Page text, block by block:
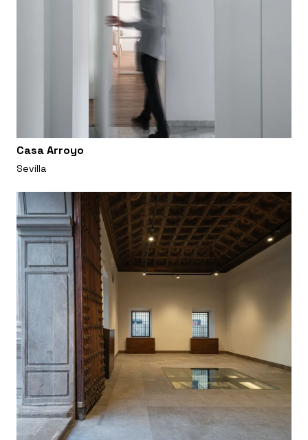
Casa Arroyo
Sevilla